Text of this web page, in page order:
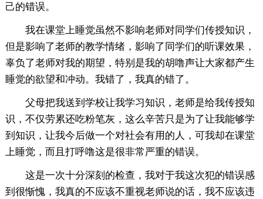
己的错误。
我在课堂上睡觉虽然不影响老师对同学们传授知识，
但是影响了老师的教学情绪，影响了同学们的听课效果，
辜负了老师对我的期望，特别是我的胡噜声让大家都产生
睡觉的欲望和冲动。我错了，我真的错了。
父母把我送到学校让我学习知识，老师是给我传授知
识，不仅劳累还吃粉笔灰，这么辛苦只是为了让我能够学
到知识，让我今后做一个对社会有用的人，可我却在课堂
上睡觉，而且打呼噜这是很非常严重的错误。
这是一次十分深刻的检查，我对于我这次犯的错误感
到很惭愧，我真的不应该不重视老师说的话，我不应该违